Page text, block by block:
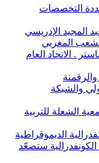
التخصصات
المجيد الإدريسي
المغربي
. الاتحاد العام
والشبكة
الشعلة للتربية
الديموقراطية
ستصعّد